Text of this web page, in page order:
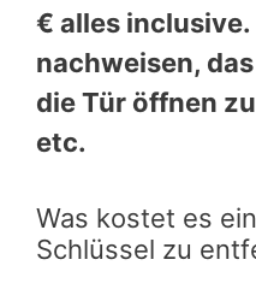
€ alles inclusive.
nachweisen,
die Tür öffnen
etc.
Was kostet es
Schlüssel zu